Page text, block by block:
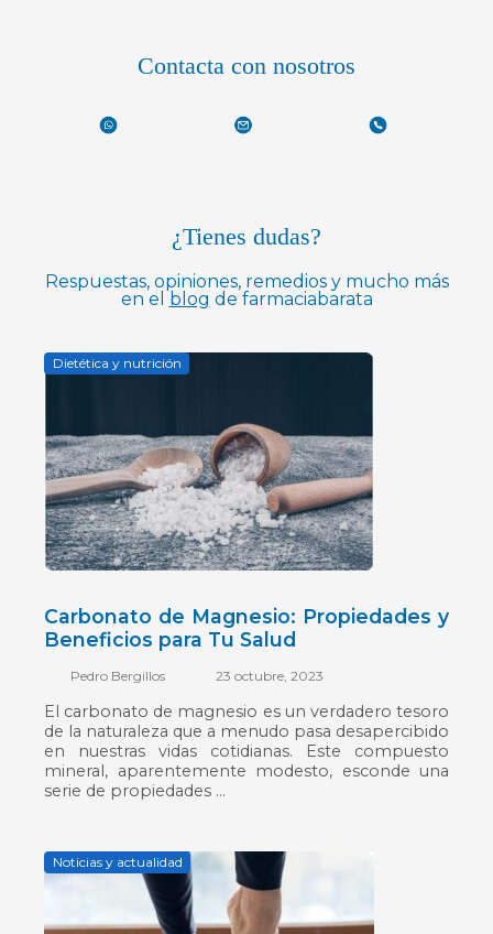
Contacta con nosotros
¿Tienes dudas?
Respuestas, opiniones, remedios y mucho más
en el blog de farmaciabarata
Dietética y nutrición
Carbonato de Magnesio: Propiedades y
Beneficios para Tu Salud
Pedro Bergillos 23 octubre, 2023
El carbonato de magnesio es un verdadero tesoro
de la naturaleza que a menudo pasa desapercibido
en nuestras vidas cotidianas. Este compuesto
mineral, aparentemente modesto, esconde una
serie de propiedades ...
Noticias y actualidad